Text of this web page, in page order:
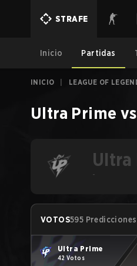
STRAFE
Inicio Partidas
INICIO LEAGUE OF
Ultra Prime vs
Ultra
-
VOTOS595 Predicciones
Ultra Prime
42 Votos